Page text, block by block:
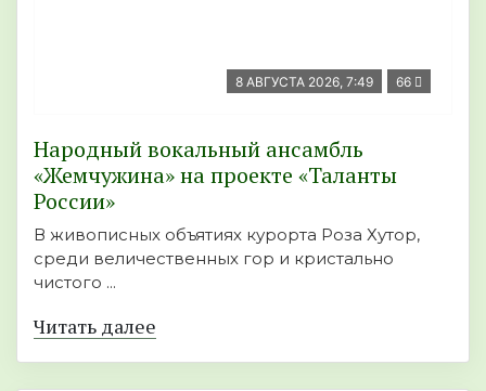
8 АВГУСТА 2026, 7:49 66
Народный вокальный ансамбль
«Жемчужина» на проекте «Таланты
России»
В живописных объятиях курорта Роза Хутор,
среди величественных гор и кристально
чистого ...
Читать далее